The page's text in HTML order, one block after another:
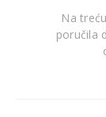
Na
poručila